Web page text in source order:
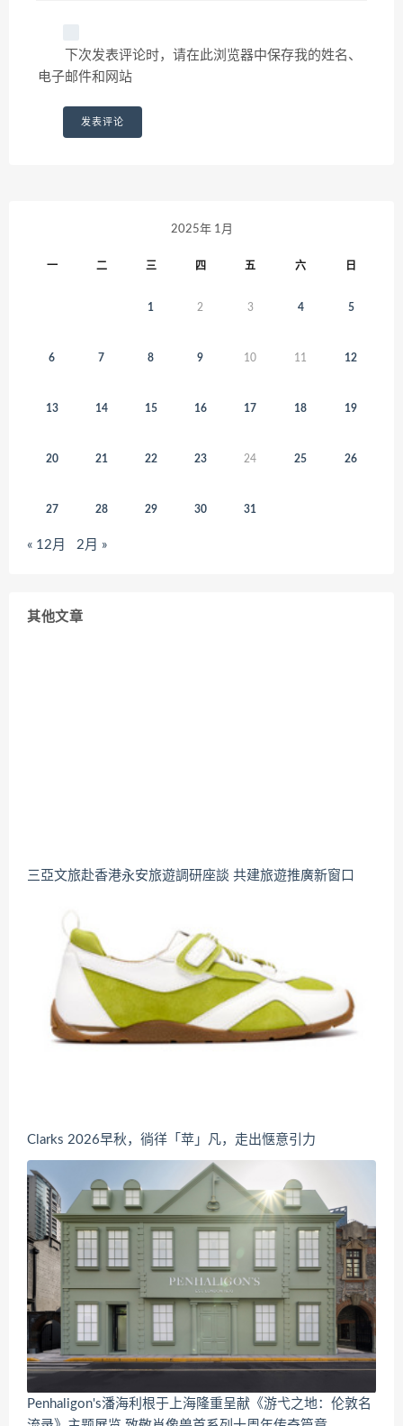
下次发表评论时，请在此浏览器中保存我的姓名、
电子邮件和网站
2025年 1月
一 二 三 四 五 六 日
1 2 3 4 5
6 7 8 9 10 11 12
13 14 15 16 17 18 19
20 21 22 23 24 25 26
27 28 29 30 31
« 12月 2月 »
其他文章
三亞文旅赴香港永安旅遊調研座談 共建旅遊推廣新窗口
Clarks 2026早秋，徜徉「苹」凡，走出惬意引力
Penhaligon's潘海利根于上海隆重呈献《游弋之地：伦敦名